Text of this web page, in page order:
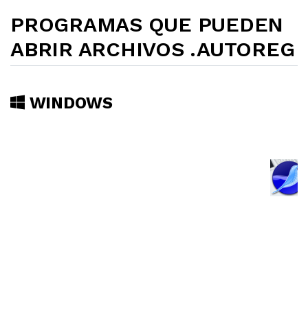
PROGRAMAS QUE PUEDEN
ABRIR ARCHIVOS .AUTOREG
WINDOWS